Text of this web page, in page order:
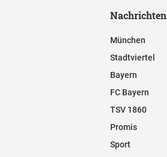
Nachrichten
München
Stadtviertel
Bayern
FC Bayern
TSV 1860
Promis
Sport